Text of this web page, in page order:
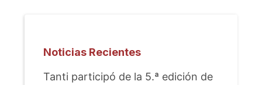
Noticias Recientes
Tanti participó de la 5.ª edición de